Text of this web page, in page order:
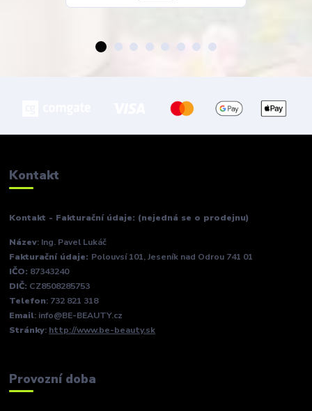
Kontakt
Kontakt - Fakturační údaje: (nejedná se o prodejnu)
Název: Ing. Pavel Lukáč
Fakturační údaje: Polouvsí 101, Jeseník nad Odrou 741 01
IČO: 87343240
DIČ: CZ8508285753
Telefon: 732 821 318
Email: info@BE-BEAUTY.cz
Stránky: http://www.be-beauty.sk
Provozní doba